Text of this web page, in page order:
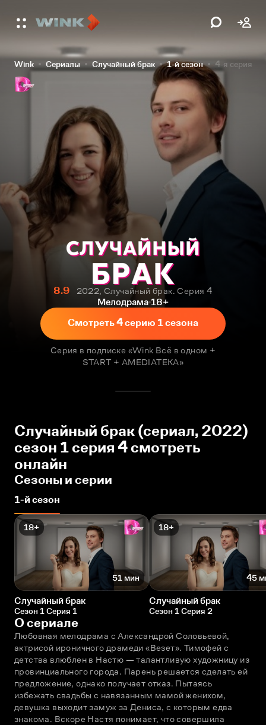
Wink Сериалы Случайный брак 1-й сезон 4-я серия
8.9
2022, Случайный брак. Серия 4
Мелодрама 18+
Смотреть 4 серию 1 сезона
Серия в подписке «Wink Всё в одном +
START + AMEDIATEKA»
Случайный брак (сериал, 2022)
сезон 1 серия 4 смотреть
онлайн
Сезоны и серии
1-й сезон
18+
51 мин
Случайный брак
Сезон 1 Серия 1
18+
45
Случайный брак
Сезон 1 Серия 2
О сериале
Любовная мелодрама с Александрой Соловьевой,
актрисой ироничного драмеди «Везет». Тимофей с
детства влюблен в Настю — талантливую художницу из
провинциального города. Парень решается сделать ей
предложение, однако получает отказ. Пытаясь
избежать свадьбы с навязанным мамой женихом,
девушка выходит замуж за Дениса, с которым едва
знакома. Вскоре Настя понимает, что совершила